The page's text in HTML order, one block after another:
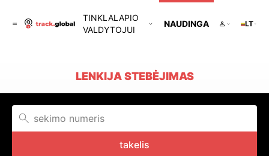
TINKLALAPIO
VALDYTOJUI
NAUDINGA LT
LENKIJA STEBĖJIMAS
takelis